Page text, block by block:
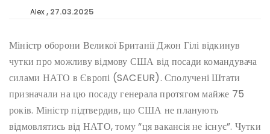
Alex 27.03.2025
Міністр оборони Великої Британії Джон Гілі відкинув
чутки про можливу відмову США від посади командувача
силами НАТО в Європі (SACEUR). Сполучені Штати
призначали на цю посаду генерала протягом майже 75
років. Міністр підтвердив, що США не планують
відмовлятись від НАТО, тому “ця вакансія не існує”. Чутки